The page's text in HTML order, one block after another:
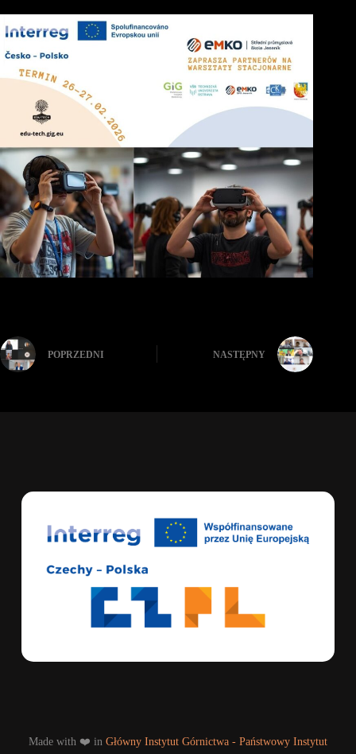
POPRZEDNI NASTĘPNY
Made with ❤️ in Główny Instytut Górnictwa - Państwowy Instytut